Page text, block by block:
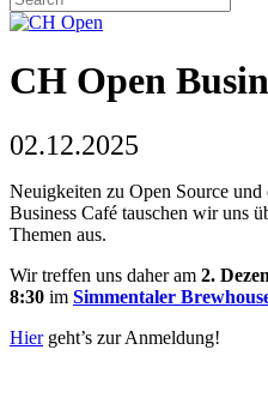
CH Open
02.12.2025
Neuigkeiten zu Open Source
Business Café tauschen wir uns
Themen aus.
Wir treffen uns daher am 2.
8:30 im Simmentaler
Hiergeht’s zur Anmeldung!